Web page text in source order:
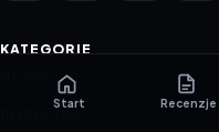
KATEGORIE
NOWINKI
Start Recenzje